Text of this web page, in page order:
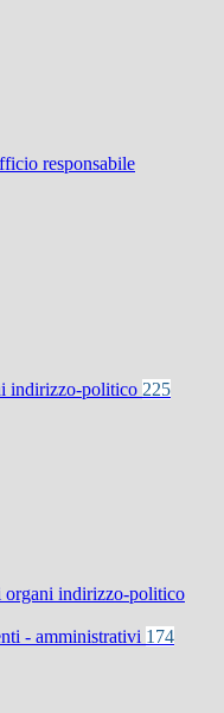
responsabile
indirizzo-politico 225
organi indirizzo-politico
- amministrativi 174